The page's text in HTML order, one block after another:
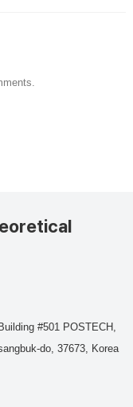
#501 POSTECH,
do, 37673, Korea